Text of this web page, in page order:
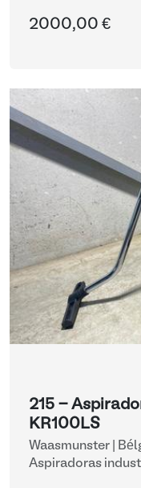
2000,00 €
215 -
KR100LS
Waasmunster |
Aspiradoras